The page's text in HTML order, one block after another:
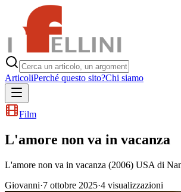
ArticoliPerché questo sito?Chi siamo
Film
L'amore non va in vacanza
L'amore non va in vacanza (2006) USA di
Giovanni·7 ottobre 2025·4 visualizzazioni